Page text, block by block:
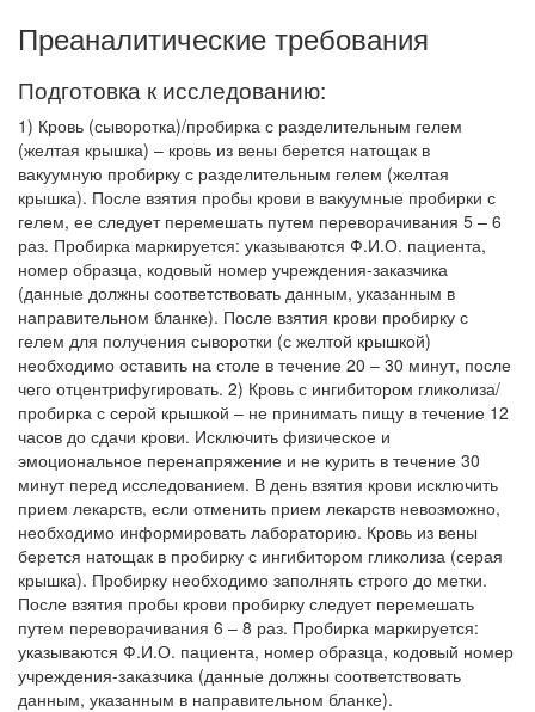
Преаналитические требования
Подготовка к исследованию:
1) Кровь (сыворотка)/пробирка с разделительным гелем
(желтая крышка) – кровь из вены берется натощак в
вакуумную пробирку с разделительным гелем (желтая
крышка). После взятия пробы крови в вакуумные пробирки с
гелем, ее следует перемешать путем переворачивания 5 – 6
раз. Пробирка маркируется: указываются Ф.И.О. пациента,
номер образца, кодовый номер учреждения-заказчика
(данные должны соответствовать данным, указанным в
направительном бланке). После взятия крови пробирку с
гелем для получения сыворотки (с желтой крышкой)
необходимо оставить на столе в течение 20 – 30 минут, после
чего отцентрифугировать. 2) Кровь с ингибитором гликолиза/
пробирка с серой крышкой – не принимать пищу в течение 12
часов до сдачи крови. Исключить физическое и
эмоциональное перенапряжение и не курить в течение 30
минут перед исследованием. В день взятия крови исключить
прием лекарств, если отменить прием лекарств невозможно,
необходимо информировать лабораторию. Кровь из вены
берется натощак в пробирку с ингибитором гликолиза (серая
крышка). Пробирку необходимо заполнять строго до метки.
После взятия пробы крови пробирку следует перемешать
путем переворачивания 6 – 8 раз. Пробирка маркируется:
указываются Ф.И.О. пациента, номер образца, кодовый номер
учреждения-заказчика (данные должны соответствовать
данным, указанным в направительном бланке).